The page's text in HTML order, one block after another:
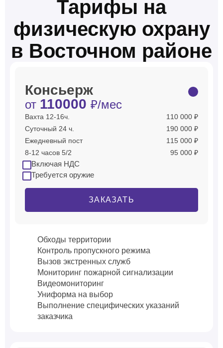
Тарифы на
физическую охрану
в Восточном районе
Консьерж
от 110000 ₽/мес
Вахта 12-16ч.
110 000 ₽
Суточный 24 ч.
190 000 ₽
Ежедневный пост
115 000 ₽
8-12 часов 5/2
95 000 ₽
Включая НДС
Требуется оружие
ЗАКАЗАТЬ
Обходы территории
Контроль пропускного режима
Вызов экстренных служб
Мониторинг пожарной сигнализации
Видеомониторинг
Униформа на выбор
Выполнение специфических указаний
заказчика